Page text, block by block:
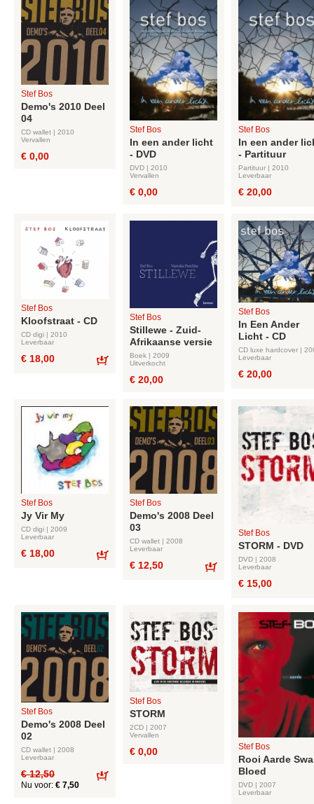
Stef Bos
Demo's 2010 Deel
04
CD wallet | 2010
Vervallen
€ 0,00
Stef Bos
In een ander licht
- DVD
DVD | 2010
Vervallen
€ 0,00
Stef Bos
In een ander
- Partituur
Partituur | 2010
Leverbaar
€ 20,00
Stef Bos
Kloofstraat - CD
CD digi | 2010
Leverbaar
€ 18,00
Stef Bos
Stillewe - Zuid-
Afrikaanse versie
Boek | 2009
Uitverkocht
€ 20,00
Stef Bos
In Een Ander
Licht - CD
CD luxe hardcover |
Leverbaar
€ 20,00
Stef Bos
Jy Vir My
CD digi | 2009
Leverbaar
€ 18,00
Stef Bos
Demo's 2008 Deel
03
CD wallet | 2008
Leverbaar
€ 12,50
Stef Bos
STORM - DVD
DVD | 2008
Leverbaar
€ 15,00
Stef Bos
Demo's 2008 Deel
02
CD wallet | 2008
Leverbaar
€ 12,50
Nu voor: € 7,50
Stef Bos
STORM
2CD | 2007
Vervallen
€ 0,00 Stef Bos
Rooi Aarde
Bloed
DVD | 2007
Leverbaar